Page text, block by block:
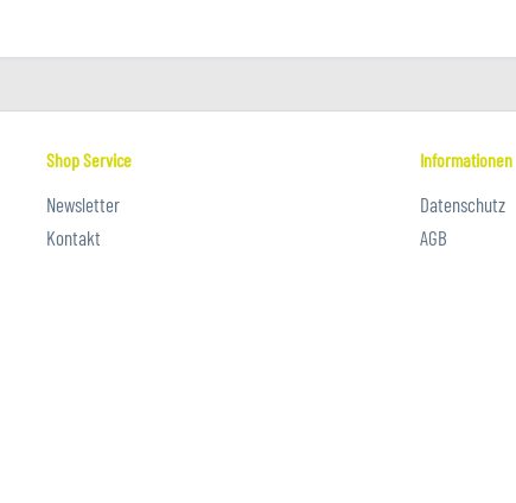
Shop Service
Newsletter
Kontakt
Informationen
Datenschutz
AGB